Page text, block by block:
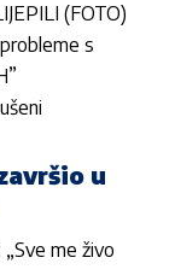
(FOTO)
s
u
„Sve me živo